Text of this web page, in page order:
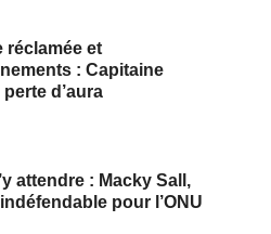
réclamée et
: Capitaine
d’aura
attendre : Macky Sall,
pour l’ONU